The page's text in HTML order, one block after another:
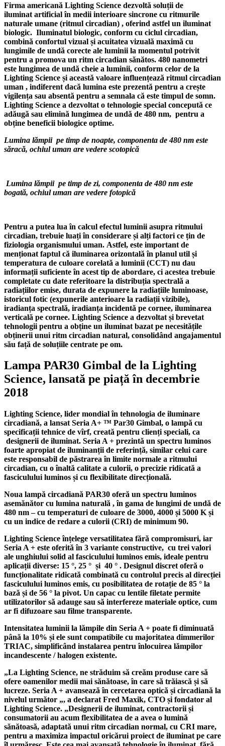
Firma americană Lighting Science dezvoltă soluții de
iluminat artificial în medii interioare sincrone cu ritmurile
naturale umane (ritmul circadian) , oferind astfel un iluminat
biologic. Iluminatul biologic, conform cu ciclul circadian,
combină confortul vizual și acuitatea vizuală maximă cu
lungimile de undă corecte ale luminii la momentul potrivit
pentru a promova un ritm circadian sănătos. 480 nanometri
este lungimea de undă cheie a luminii, conform celor de la
Lighting Science și această valoare influențează ritmul circadian
uman , indiferent dacă lumina este prezentă pentru a crește
vigilența sau absentă pentru a semnala că este timpul de somn.
Lighting Science a dezvoltat o tehnologie special concepută ce
adăugă sau elimină lungimea de undă de 480 nm, pentru a
obține beneficii biologice optime.
Lumina lămpii pe timp de noapte, componenta de 480 nm este
săracă, ochiul uman are vedere scotopică
Lumina lămpii pe timp de zi, componenta de 480 nm este
bogată, ochiul uman are vedere fotopică
Pentru a putea lua în calcul efectul luminii asupra ritmului
circadian, trebuie luați în considerare și alți factori ce țin de
fiziologia organismului uman. Astfel, este important de
menționat faptul că iluminarea orizontală în planul util și
temperatura de culoare corelată a luminii (CCT) nu dau
informații suficiente în acest tip de abordare, ci acestea trebuie
completate cu date referitoare la distribuția spectrală a
radiațiilor emise, durata de expunere la radiațiile luminoase,
istoricul fotic (expunerile anterioare la radiații vizibile),
iradianța spectrală, iradianța incidentă pe cornee, iluminarea
verticală pe cornee. Lighting Science a dezvoltat și brevetat
tehnologii pentru a obține un iluminat bazat pe necesitățile
obținerii unui ritm circadian natural, consolidând angajamentul
său față de soluțiile centrate pe om.
Lampa PAR30 Gimbal de la Lighting
Science, lansată pe piață în decembrie
2018
Lighting Science, lider mondial în tehnologia de iluminare
circadiană, a lansat Seria A+ ™ Par30 Gimbal, o lampă cu
specificații tehnice de vîrf, creată pentru clienți speciali, ca
designerii de iluminat. Seria A + prezintă un spectru luminos
foarte apropiat de iluminanții de referință, similar celui care
este responsabil de păstrarea în limite normale a ritmului
circadian, cu o înaltă calitate a culorii, o precizie ridicată a
fasciculului luminos și cu flexibilitate direcțională.
Noua lampă circadiană PAR30 oferă un spectru luminos
asemănător cu lumina naturală , în gama de lungimi de undă de
480 nm – cu temperaturi de culoare de 3000, 4000 și 5000 K și
cu un indice de redare a culorii (CRI) de minimum 90.
Lighting Science înțelege versatilitatea fără compromisuri, iar
Seria A + este oferită în 3 variante constructive, cu trei valori
ale unghiului solid al fasciculului luminos emis, ideale pentru
aplicații diverse: 15 °, 25 ° și 40 ° . Designul discret oferă o
funcționalitate ridicată combinată cu controlul precis al direcției
fasciculului luminos emis, cu posibilitatea de rotație de 85 ° la
bază și de 56 ° la pivot. Un capac cu lentile filetate permite
utilizatorilor să adauge sau să interfereze materiale optice, cum
ar fi difuzoare sau filme transparente.
Intensitatea luminii la lămpile din Seria A + poate fi diminuată
până la 10% și ele sunt compatibile cu majoritatea dimmerilor
TRIAC, simplificând instalarea pentru înlocuirea lămpilor
incandescente / halogen existente.
„La Lighting Science, ne străduim să creăm produse care să
ofere oamenilor medii mai sănătoase, în care să trăiască și să
lucreze. Seria A + avansează în cercetarea optică și circadiană la
nivelul următor „, a declarat Fred Maxik, CTO și fondator al
Lighting Science. „Designerii de iluminat, contractorii și
consumatorii au acum flexibilitatea de a avea o lumină
sănătoasă, adaptată unui ritm circadian normal, cu CRI mare,
pentru a maximiza impactul oricărui proiect de iluminat pe care